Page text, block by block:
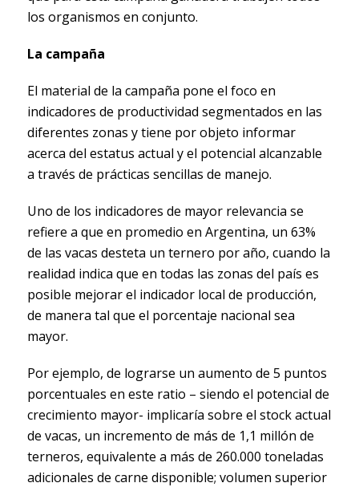
los organismos en conjunto.
La campaña
El material de la campaña pone el foco en
indicadores de productividad segmentados en las
diferentes zonas y tiene por objeto informar
acerca del estatus actual y el potencial alcanzable
a través de prácticas sencillas de manejo.
Uno de los indicadores de mayor relevancia se
refiere a que en promedio en Argentina, un 63%
de las vacas desteta un ternero por año, cuando la
realidad indica que en todas las zonas del país es
posible mejorar el indicador local de producción,
de manera tal que el porcentaje nacional sea
mayor.
Por ejemplo, de lograrse un aumento de 5 puntos
porcentuales en este ratio – siendo el potencial de
crecimiento mayor- implicaría sobre el stock actual
de vacas, un incremento de más de 1,1 millón de
terneros, equivalente a más de 260.000 toneladas
adicionales de carne disponible; volumen superior